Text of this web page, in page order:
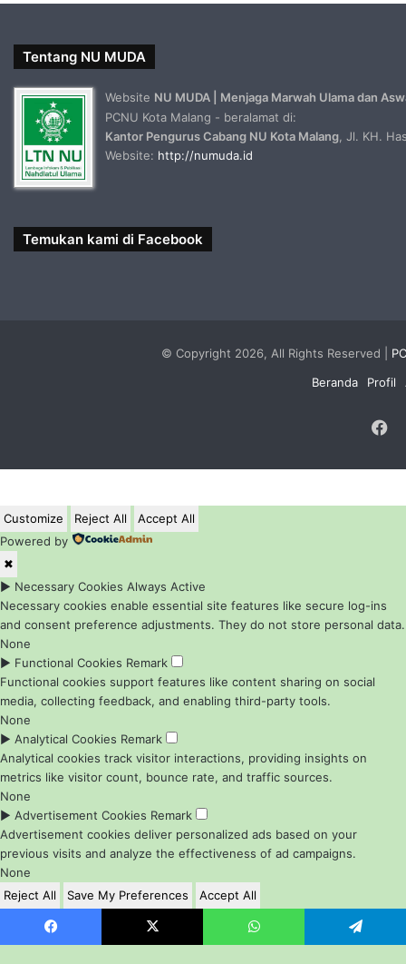
Tentang NU MUDA
Website NU MUDA | Menjaga Marwah Ulama dan
PCNU Kota Malang - beralamat di:
Kantor Pengurus Cabang NU Kota Malang , Jl. KH.
Website: http://numuda.id
Temukan kami di Facebook
© Copyright 2026, All Rights Reserved |
Beranda
Profil
Facebook X WhatsApp Telegram
Customize Reject All
Accept All
Powered by
✖
► Necessary Cookies Always Active
Necessary cookies enable essential site features like secure log-ins
and consent preference adjustments. They do not store personal data.
None
► Functional Cookies Remark
Functional cookies support features like content sharing on social
media, collecting feedback, and enabling third-party tools.
None
► Analytical Cookies Remark
Analytical cookies track visitor interactions, providing insights on
metrics like visitor count, bounce rate, and traffic sources.
None
► Advertisement Cookies Remark
Advertisement cookies deliver personalized ads based on your
previous visits and analyze the effectiveness of ad campaigns.
None
Reject All
Save My Preferences
Accept All
Powered by
Bahasa Indonesia